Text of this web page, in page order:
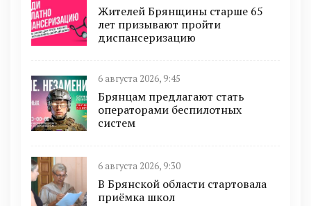
Жителей Брянщины старше 65
лет призывают пройти
диспансеризацию
6 августа 2026, 9:45
Брянцам предлагают cтать
оперaтoрами бeспилотных
систeм
6 августа 2026, 9:30
В Брянской области стартовала
приёмка школ